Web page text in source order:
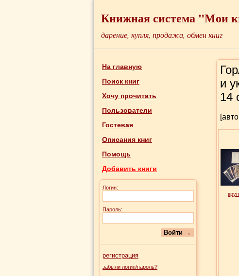
Книжная система "Мои
дарение, купля, продажа, обмен книг
На главную
Поиск книг
Хочу прочитать
Пользователи
Гостевая
Описания книг
Помощь
Добавить книги
Логин:
Пароль:
регистрация
забыли логин/пароль?
и
14